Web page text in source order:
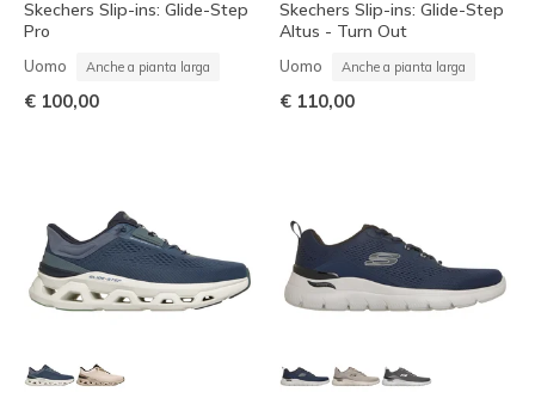
Skechers Slip-ins: Glide-Step
Pro
Uomo Anche a pianta larga
€ 100,00
Skechers Slip-ins: Glide-Step
Altus - Turn Out
Uomo Anche a pianta larga
€ 110,00